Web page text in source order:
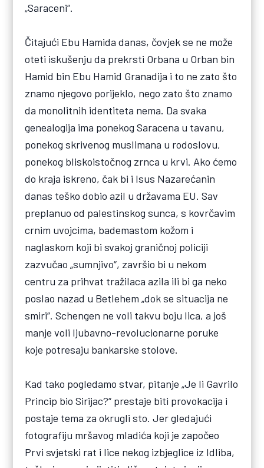
„Saraceni“.
Čitajući Ebu Hamida danas, čovjek se ne može
oteti iskušenju da prekrsti Orbana u Orban bin
Hamid bin Ebu Hamid Granadija i to ne zato što
znamo njegovo porijeklo, nego zato što znamo
da monolitnih identiteta nema. Da svaka
genealogija ima ponekog Saracena u tavanu,
ponekog skrivenog muslimana u rodoslovu,
ponekog bliskoistočnog zrnca u krvi. Ako ćemo
do kraja iskreno, čak bi i Isus Nazarećanin
danas teško dobio azil u državama EU. Sav
preplanuo od palestinskog sunca, s kovrčavim
crnim uvojcima, bademastom kožom i
naglaskom koji bi svakoj graničnoj policiji
zazvučao „sumnjivo“, završio bi u nekom
centru za prihvat tražilaca azila ili bi ga neko
poslao nazad u Betlehem „dok se situacija ne
smiri“. Schengen ne voli takvu boju lica, a još
manje voli ljubavno-revolucionarne poruke
koje potresaju bankarske stolove.
Kad tako pogledamo stvar, pitanje „Je li Gavrilo
Princip bio Sirijac?“ prestaje biti provokacija i
postaje tema za okrugli sto. Jer gledajući
fotografiju mršavog mladića koji je započeo
Prvi svjetski rat i lice nekog izbjeglice iz Idliba,